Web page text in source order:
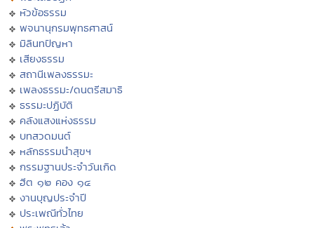
หัวข้อธรรม
พจนานุกรมพุทธศาสน์
มิลินทปัญหา
เสียงธรรม
สถานีเพลงธรรมะ
เพลงธรรมะ/ดนตรีสมาธิ
ธรรมะปฏิบัติ
คลังแสงแห่งธรรม
บทสวดมนต์
หลักธรรมนำสุขฯ
กรรมฐานประจำวันเกิด
ฮีต ๑๒ คอง ๑๔
งานบุญประจำปี
ประเพณีทั่วไทย